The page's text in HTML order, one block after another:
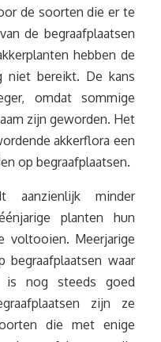
de soorten die er te
de begraafplaatsen
hebben de
niet bereikt. De kans
omdat sommige
zijn geworden. Het
akkerflora een
op begraafplaatsen.
aanzienlijk minder
planten hun
Meerjarige
waar
nog steeds goed
zijn ze
die met enige